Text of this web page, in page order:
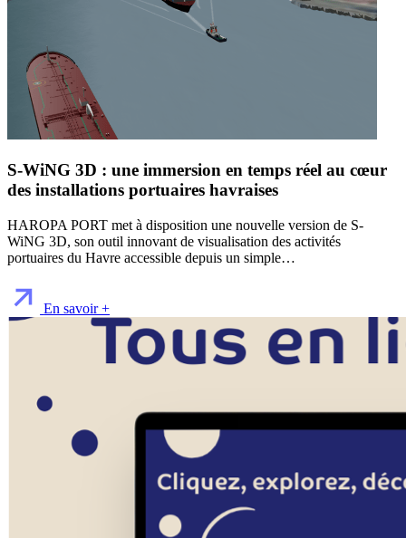
S-WiNG 3D : une immersion en temps réel au cœur
des installations portuaires havraises
HAROPA PORT met à disposition une nouvelle version de S-
WiNG 3D, son outil innovant de visualisation des activités
portuaires du Havre accessible depuis un simple…
En savoir +